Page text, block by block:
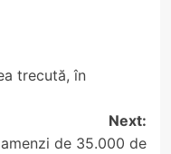
trecută, în
Next:
de 35.000 de